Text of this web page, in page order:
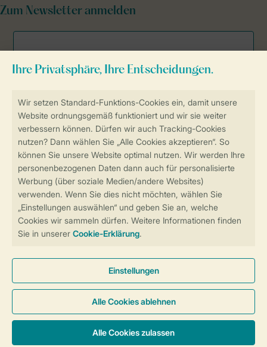
Sicherstellung Deiner Privatsphäre
Weitere Informationen und Einstellungen
Sicher und schnell zur Online-Buchung
Sichere Datenübertragung
Sicheres Bezahlen
Zum Newsletter anmelden
Allgemeine Bedingungen Impressum
Cookies und Banner
Barrierefreiheit